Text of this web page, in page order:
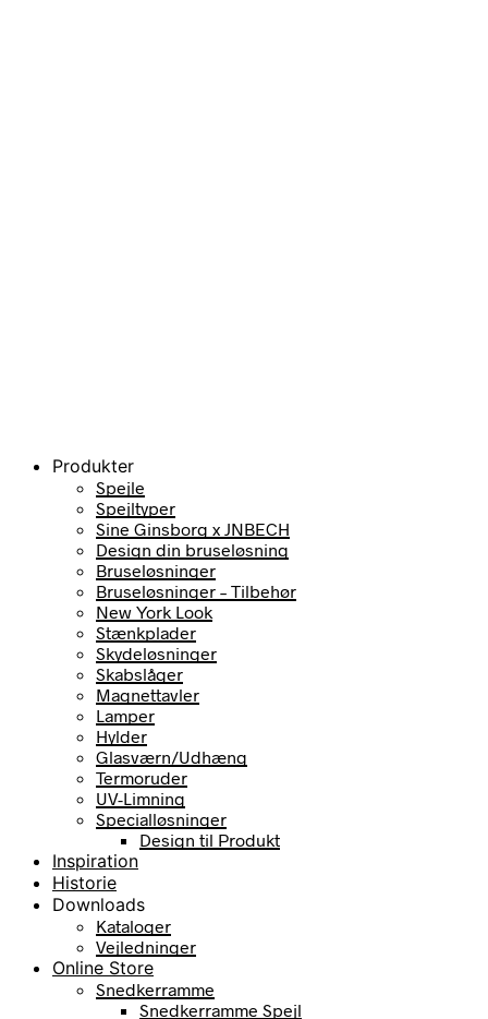
Produkter
Spejle
Spejltyper
Sine Ginsborg x JNBECH
Design din bruseløsning
Bruseløsninger
Bruseløsninger – Tilbehør
New York Look
Stænkplader
Skydeløsninger
Skabslåger
Magnettavler
Lamper
Hylder
Glasværn/Udhæng
Termoruder
UV-Limning
Specialløsninger
Design til Produkt
Inspiration
Historie
Downloads
Kataloger
Vejledninger
Online Store
Snedkerramme
Snedkerramme Spejl